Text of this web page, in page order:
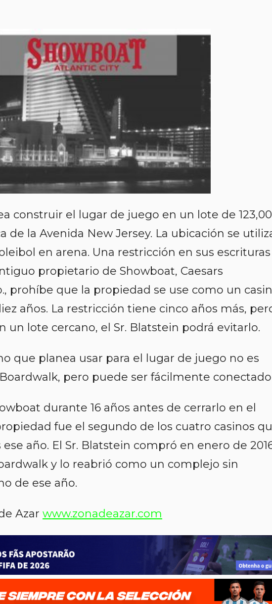
construir el lugar de juego en un lote de
de la Avenida New Jersey. La ubicación se
en arena. Una restricción en sus escrituras
propietario de Showboat, Caesars
prohíbe que la propiedad se use como un
años. La restricción tiene cinco años más,
un lote cercano, el Sr. Blatstein podrá evitarlo.
que planea usar para el lugar de juego no es
pero puede ser fácilmente
durante 16 años antes de cerrarlo en el
fue el segundo de los cuatro casinos
año. El Sr. Blatstein compró en enero de
y lo reabrió como un complejo sin
de ese año.
Azar www.zonadeazar.com